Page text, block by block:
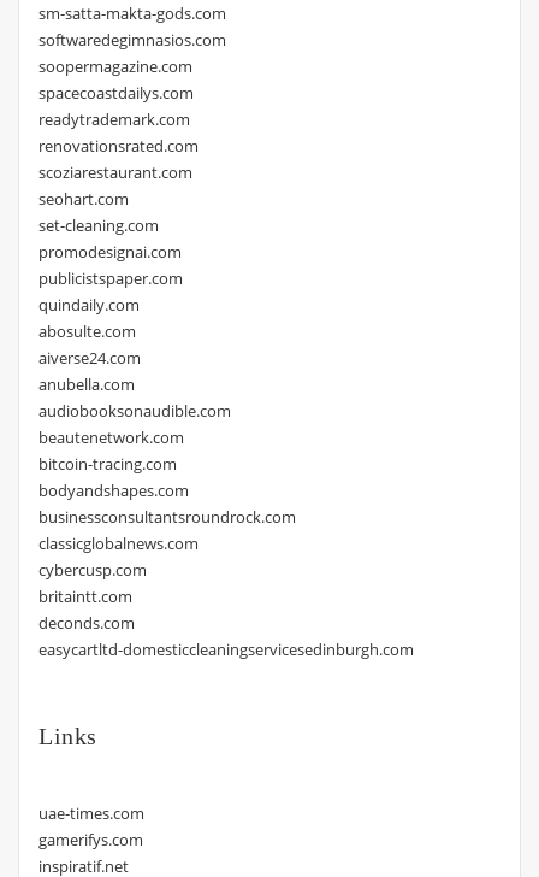
sm-satta-makta-gods.com
softwaredegimnasios.com
soopermagazine.com
spacecoastdailys.com
readytrademark.com
renovationsrated.com
scoziarestaurant.com
seohart.com
set-cleaning.com
promodesignai.com
publicistspaper.com
quindaily.com
abosulte.com
aiverse24.com
anubella.com
audiobooksonaudible.com
beautenetwork.com
bitcoin-tracing.com
bodyandshapes.com
businessconsultantsroundrock.com
classicglobalnews.com
cybercusp.com
britaintt.com
deconds.com
easycartltd-domesticcleaningservicesedinburgh.com
Links
uae-times.com
gamerifys.com
inspiratif.net